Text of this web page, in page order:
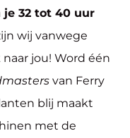
32 tot 40 uur
wij vanwege
jou! Word één
van Ferry
blij maakt
met de